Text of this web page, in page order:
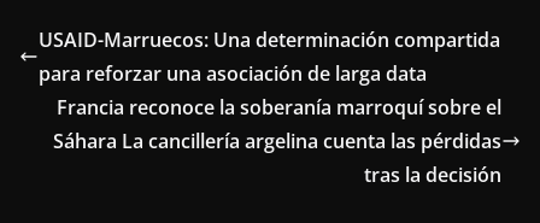
USAID-Marruecos: Una determinación compartida
para reforzar una asociación de larga data
Francia reconoce la soberanía marroquí sobre el
Sáhara La cancillería argelina cuenta las pérdidas
tras la decisión